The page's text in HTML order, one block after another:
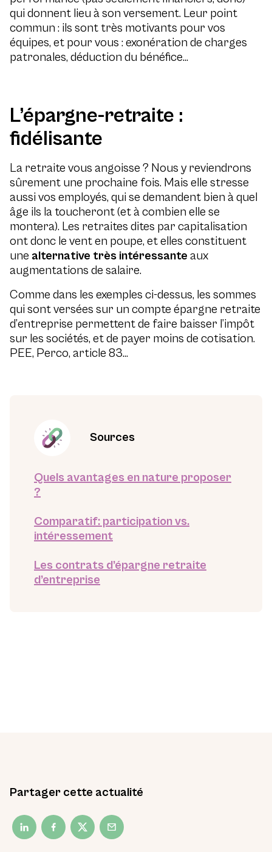
qui donnent lieu à son versement. Leur point
commun : ils sont très motivants pour vos
équipes, et pour vous : exonération de charges
patronales, déduction du bénéfice…
L’épargne-retraite :
fidélisante
La retraite vous angoisse ? Nous y reviendrons
sûrement une prochaine fois. Mais elle stresse
aussi vos employés, qui se demandent bien à quel
âge ils la toucheront (et à combien elle se
montera). Les retraites dites par capitalisation
ont donc le vent en poupe, et elles constituent
une alternative très intéressante aux
augmentations de salaire.
Comme dans les exemples ci-dessus, les sommes
qui sont versées sur un compte épargne retraite
d’entreprise permettent de faire baisser l’impôt
sur les sociétés, et de payer moins de cotisation.
PEE, Perco, article 83…
Sources
Quels avantages en nature proposer
?
Comparatif: participation vs.
intéressement
Les contrats d’épargne retraite
d’entreprise
Partager cette actualité